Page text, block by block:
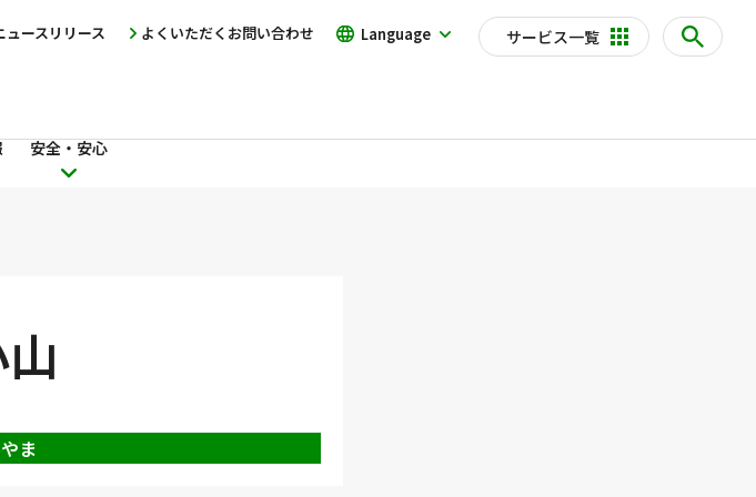
サービス一覧
安全・安心
Language
よくいただくお問い合わせ
ュースリリース
ま